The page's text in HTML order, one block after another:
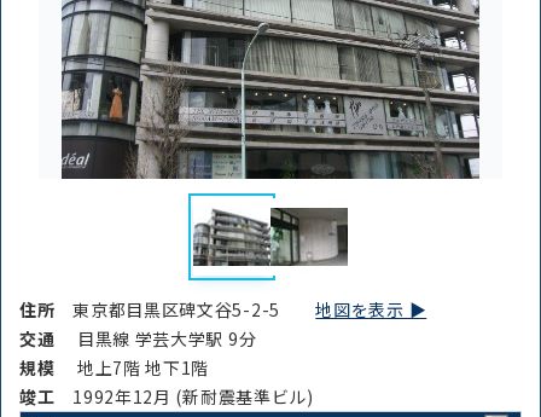
住所東京都目黒区碑文谷5-2-5地図を表示 ▶︎
交通
目黒線 学芸大学駅 9分
規模
地上7階 地下1階
竣⼯ 1992年12月 (新耐震基準ビル)